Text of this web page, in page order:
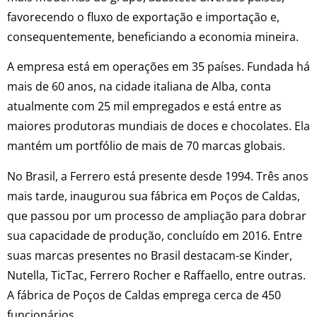
favorecendo o fluxo de exportação e importação e,
consequentemente, beneficiando a economia mineira.
A empresa está em operações em 35 países. Fundada há
mais de 60 anos, na cidade italiana de Alba, conta
atualmente com 25 mil empregados e está entre as
maiores produtoras mundiais de doces e chocolates. Ela
mantém um portfólio de mais de 70 marcas globais.
No Brasil, a Ferrero está presente desde 1994. Três anos
mais tarde, inaugurou sua fábrica em Poços de Caldas,
que passou por um processo de ampliação para dobrar
sua capacidade de produção, concluído em 2016. Entre
suas marcas presentes no Brasil destacam-se Kinder,
Nutella, TicTac, Ferrero Rocher e Raffaello, entre outras.
A fábrica de Poços de Caldas emprega cerca de 450